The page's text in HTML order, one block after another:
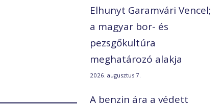
Elhunyt Garamvári Vencel;
a magyar bor- és
pezsgőkultúra
meghatározó alakja
2026. augusztus 7.
A benzin ára a védett